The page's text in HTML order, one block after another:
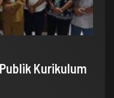
Publik Kurikulum